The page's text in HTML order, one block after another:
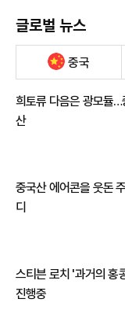
글로벌 뉴스
중국
희토류 다음은 광모듈
산
중국산 에어콘을 웃돈
디
스티븐 로치 '과거의 홍
진행중